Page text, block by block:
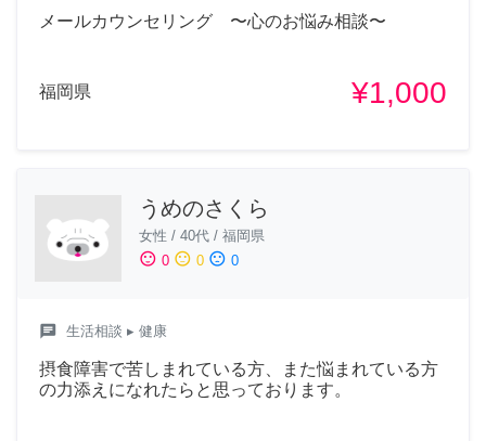
メールカウンセリング 〜心のお悩み相談〜
福岡県 ¥1,000
うめのさくら
女性 / 40代 / 福岡県
sentiment_satisfied 0 sentiment_neutral 0 sentiment_dissatisfied 0
chat 生活相談 ▸ 健康
摂食障害で苦しまれている方、また悩まれている方
の力添えになれたらと思っております。